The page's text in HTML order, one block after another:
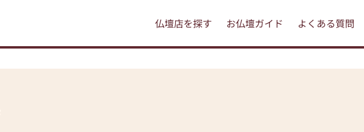
仏壇店を探す お仏壇ガイド よくある質問